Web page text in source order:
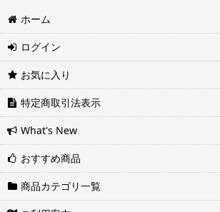
エアーポール AVラックセット
エアーポール バイクハンガー
エアーポール 棚板
WOODY(ウッディ) オプションパーツ
ヒガシポールシステム 金具セット
日時指定は4日後以降の指定となります。それ
望の場合は備考欄に記入をお願いします。
■地域ごとの最短配達日時について
い。
ヤマト運輸サービスレベル一覧表(PDF)
西濃運輸サービスレベル一覧表(PDF)
ホーム
ログイン
お気に入り
特定商取引法表示
What's New
おすすめ商品
商品カテゴリ一覧